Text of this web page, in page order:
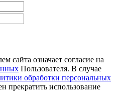
сайта означает согласие на
Пользователя. В случае
обработки персональных
прекратить использование